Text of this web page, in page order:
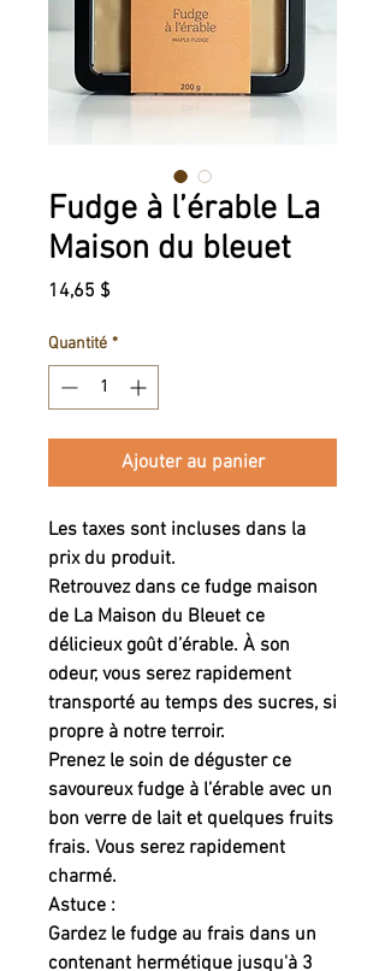
Fudge à l’érable La
Maison du bleuet
14,65 $Prix
Quantité *
Ajouter au panier
Les taxes sont incluses dans la
prix du produit.
Retrouvez dans ce fudge maison
de La Maison du Bleuet ce
délicieux goût d’érable. À son
odeur, vous serez rapidement
transporté au temps des sucres, si
propre à notre terroir.
Prenez le soin de déguster ce
savoureux fudge à l’érable avec un
bon verre de lait et quelques fruits
frais. Vous serez rapidement
charmé.
Astuce :
Gardez le fudge au frais dans un
contenant hermétique jusqu'à 3